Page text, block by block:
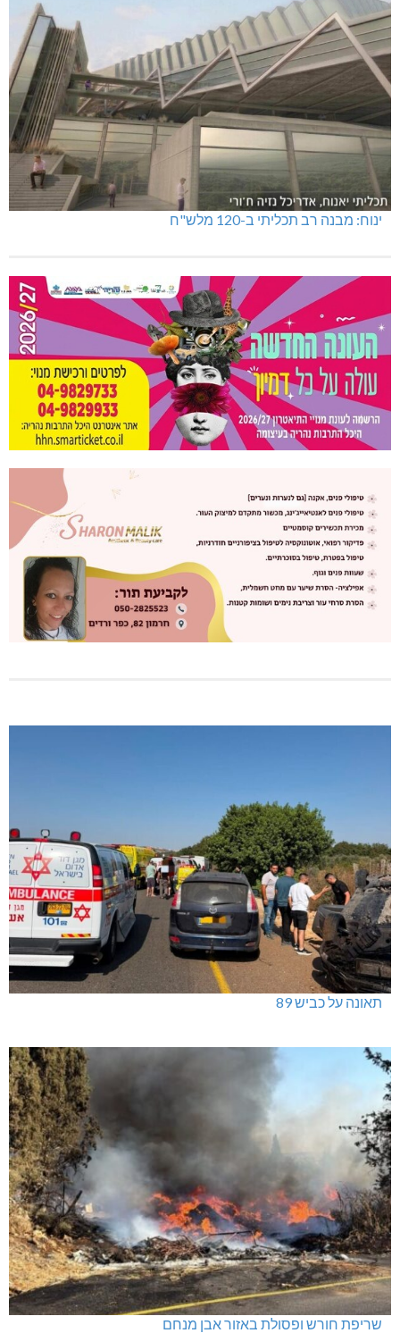
ינוח: מבנה רב תכליתי ב-120 מלש"ח
תאונה על כביש 89
שריפת חורש ופסולת באזור אבן מנחם